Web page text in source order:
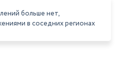
больше нет,
в соседних регионах